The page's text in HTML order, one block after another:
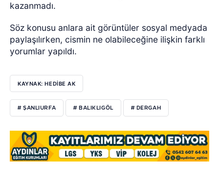
kazanmadı.
Söz konusu anlara ait görüntüler sosyal medyada
paylaşılırken, cismin ne olabileceğine ilişkin farklı
yorumlar yapıldı.
KAYNAK: HEDİBE AK
# ŞANLIURFA # BALIKLIGÖL # DERGAH